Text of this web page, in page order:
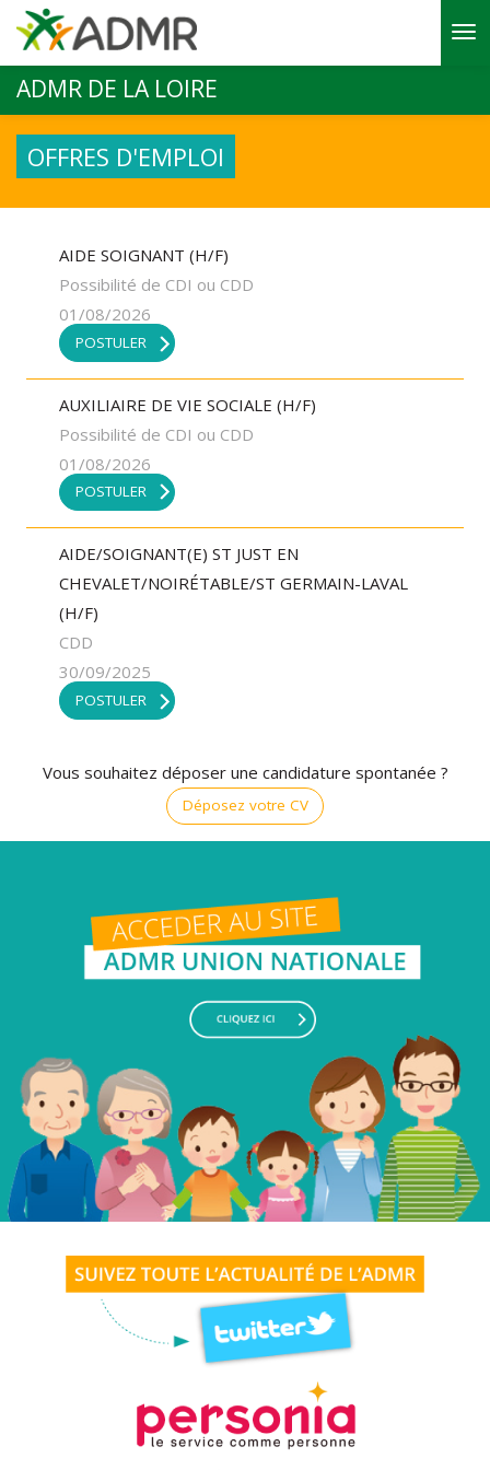
Aller au contenu principal
ADMR DE LA LOIRE
OFFRES D'EMPLOI
AIDE SOIGNANT (H/F)
Possibilité de CDI ou CDD
01/08/2026
POSTULER
AUXILIAIRE DE VIE SOCIALE (H/F)
Possibilité de CDI ou CDD
01/08/2026
POSTULER
AIDE/SOIGNANT(E) ST JUST EN
CHEVALET/NOIRÉTABLE/ST GERMAIN-LAVAL
(H/F)
CDD
30/09/2025
POSTULER
Vous souhaitez déposer une candidature spontanée ?
Déposez votre CV